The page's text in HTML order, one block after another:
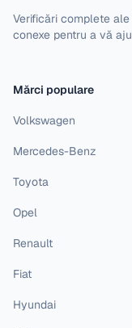
Verificări complete
conexe pentru a vă
Mărci populare
Volkswagen
Mercedes-Benz
Toyota
Opel
Renault
Fiat
Hyundai